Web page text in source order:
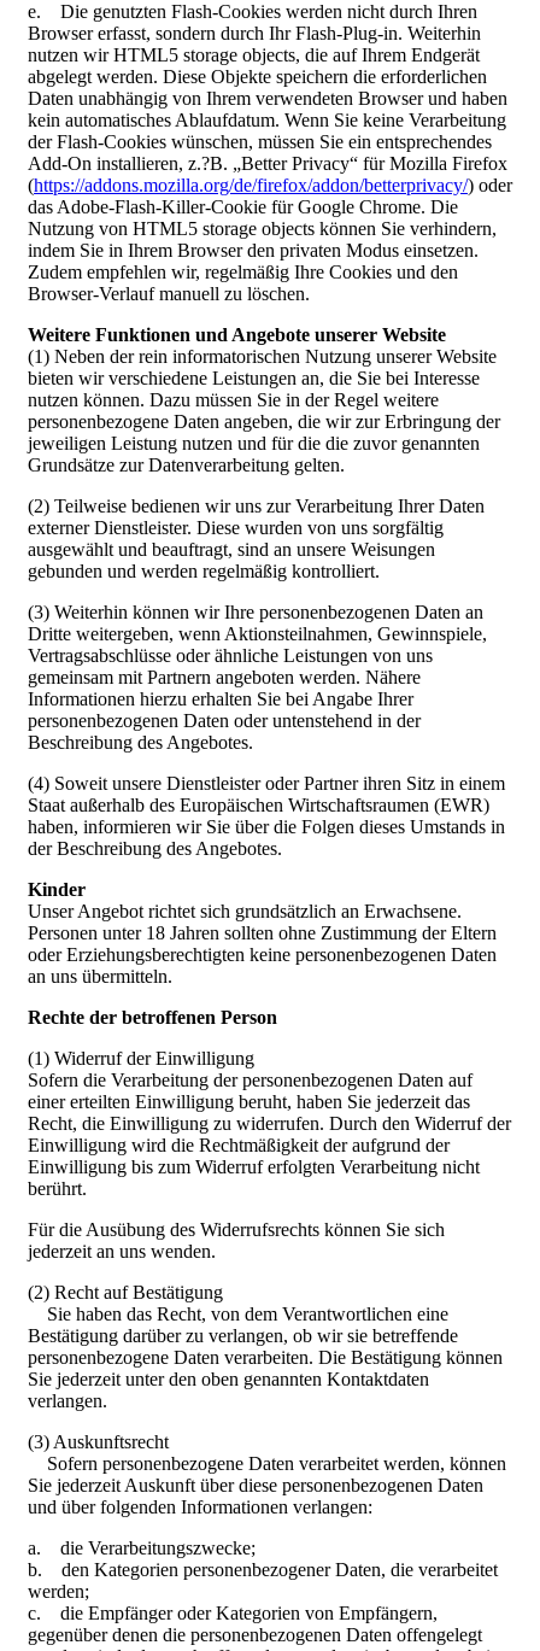
e. Die genutzten Flash-Cookies werden nicht durch Ihren
Browser erfasst, sondern durch Ihr Flash-Plug-in. Weiterhin
nutzen wir HTML5 storage objects, die auf Ihrem Endgerät
abgelegt werden. Diese Objekte speichern die erforderlichen
Daten unabhängig von Ihrem verwendeten Browser und haben
kein automatisches Ablaufdatum. Wenn Sie keine Verarbeitung
der Flash-Cookies wünschen, müssen Sie ein entsprechendes
Add-On installieren, z.?B. „Better Privacy“ für Mozilla Firefox
(https://addons.mozilla.org/de/firefox/addon/betterprivacy/) oder
das Adobe-Flash-Killer-Cookie für Google Chrome. Die
Nutzung von HTML5 storage objects können Sie verhindern,
indem Sie in Ihrem Browser den privaten Modus einsetzen.
Zudem empfehlen wir, regelmäßig Ihre Cookies und den
Browser-Verlauf manuell zu löschen.
Weitere Funktionen und Angebote unserer Website
(1) Neben der rein informatorischen Nutzung unserer Website
bieten wir verschiedene Leistungen an, die Sie bei Interesse
nutzen können. Dazu müssen Sie in der Regel weitere
personenbezogene Daten angeben, die wir zur Erbringung der
jeweiligen Leistung nutzen und für die die zuvor genannten
Grundsätze zur Datenverarbeitung gelten.
(2) Teilweise bedienen wir uns zur Verarbeitung Ihrer Daten
externer Dienstleister. Diese wurden von uns sorgfältig
ausgewählt und beauftragt, sind an unsere Weisungen
gebunden und werden regelmäßig kontrolliert.
(3) Weiterhin können wir Ihre personenbezogenen Daten an
Dritte weitergeben, wenn Aktionsteilnahmen, Gewinnspiele,
Vertragsabschlüsse oder ähnliche Leistungen von uns
gemeinsam mit Partnern angeboten werden. Nähere
Informationen hierzu erhalten Sie bei Angabe Ihrer
personenbezogenen Daten oder untenstehend in der
Beschreibung des Angebotes.
(4) Soweit unsere Dienstleister oder Partner ihren Sitz in einem
Staat außerhalb des Europäischen Wirtschaftsraumen (EWR)
haben, informieren wir Sie über die Folgen dieses Umstands in
der Beschreibung des Angebotes.
Kinder
Unser Angebot richtet sich grundsätzlich an Erwachsene.
Personen unter 18 Jahren sollten ohne Zustimmung der Eltern
oder Erziehungsberechtigten keine personenbezogenen Daten
an uns übermitteln.
Rechte der betroffenen Person
(1) Widerruf der Einwilligung
Sofern die Verarbeitung der personenbezogenen Daten auf
einer erteilten Einwilligung beruht, haben Sie jederzeit das
Recht, die Einwilligung zu widerrufen. Durch den Widerruf der
Einwilligung wird die Rechtmäßigkeit der aufgrund der
Einwilligung bis zum Widerruf erfolgten Verarbeitung nicht
berührt.
Für die Ausübung des Widerrufsrechts können Sie sich
jederzeit an uns wenden.
(2) Recht auf Bestätigung
Sie haben das Recht, von dem Verantwortlichen eine
Bestätigung darüber zu verlangen, ob wir sie betreffende
personenbezogene Daten verarbeiten. Die Bestätigung können
Sie jederzeit unter den oben genannten Kontaktdaten
verlangen.
(3) Auskunftsrecht
Sofern personenbezogene Daten verarbeitet werden, können
Sie jederzeit Auskunft über diese personenbezogenen Daten
und über folgenden Informationen verlangen:
a. die Verarbeitungszwecke;
b. den Kategorien personenbezogener Daten, die verarbeitet
werden;
c. die Empfänger oder Kategorien von Empfängern,
gegenüber denen die personenbezogenen Daten offengelegt